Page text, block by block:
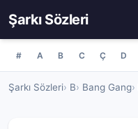
Şarkı Sözleri
# A B C Ç D
Şarkı Sözleri B Bang Gang